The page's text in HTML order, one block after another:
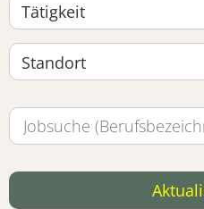
Tätigkeit
Standort